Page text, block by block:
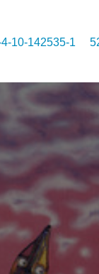
10-142535-1